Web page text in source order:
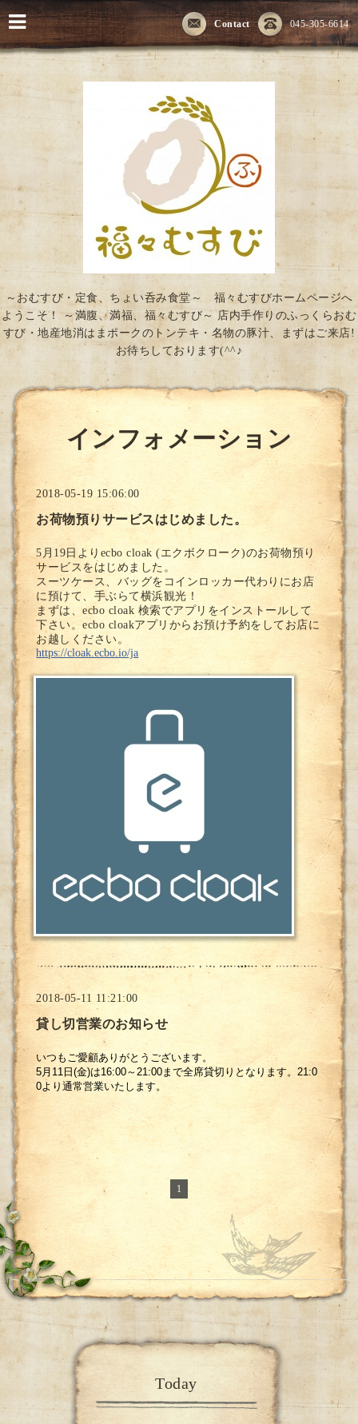
045-305-6614
Contact
～おむすび・定食、ちょい呑み食堂～ 福々むすびホームページへ
ようこそ！ ～満腹、満福、福々むすび～ 店内手作りのふっくらおむ
すび・地産地消はまポークのトンテキ・名物の豚汁、まずはご来店!
お待ちしております(^^♪
インフォメーション
2018-05-19 15:06:00
お荷物預りサービスはじめました。
5月19日よりecbo cloak (エクボクローク)のお荷物預り
サービスをはじめました。
スーツケース、バッグをコインロッカー代わりにお店
に預けて、手ぶらて横浜観光！
まずは、ecbo cloak 検索でアプリをインストールして
下さい。ecbo cloakアプリからお預け予約をしてお店に
お越しください。
https://cloak.ecbo.io/ja
2018-05-11 11:21:00
貸し切営業のお知らせ
いつもご愛顧ありがとうございます。
5月11日(金)は16:00～21:00まで全席貸切りとなります。21:0
0より通常営業いたします。
1
Today